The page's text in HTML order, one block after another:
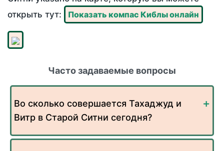
открыть тут:
Показать компас Киблы онлайн
Часто задаваемые вопросы
Во сколько совершается Тахаджуд и
Витр в Старой Ситни сегодня?